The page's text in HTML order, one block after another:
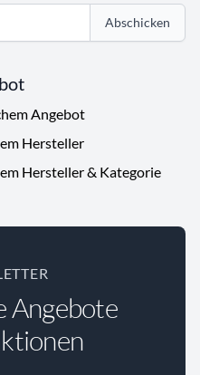
Abschicken
Angebot
Hersteller
Hersteller & Kategorie
Angebote